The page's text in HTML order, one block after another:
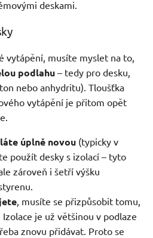
deskami.
vytápění, musíte myslet na to,
podlahu – tedy pro desku,
nebo anhydritu). Tloušťka
vytápění je přitom opět
úplně novou (typicky v
použít desky s izolací – tyto
zároveň i šetří výšku
, musíte se přizpůsobit tomu,
je už většinou v podlaze
znovu přidávat. Proto se